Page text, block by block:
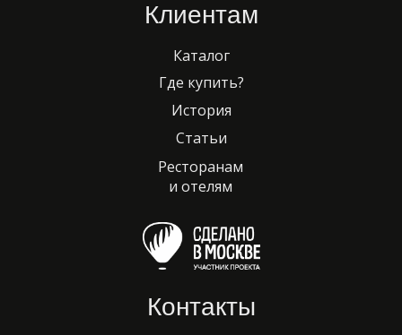
Где купить?
История
Статьи
Клиентам
Контакты
Каталог
Ресторанам
и отелям